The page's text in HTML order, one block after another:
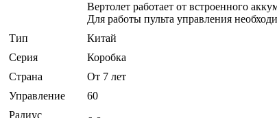
Вертолет работает от встроенного
Для работы пульта управления
Тип
Китай
Серия
Коробка
Страна
От 7 лет
Управление
60
Радиус